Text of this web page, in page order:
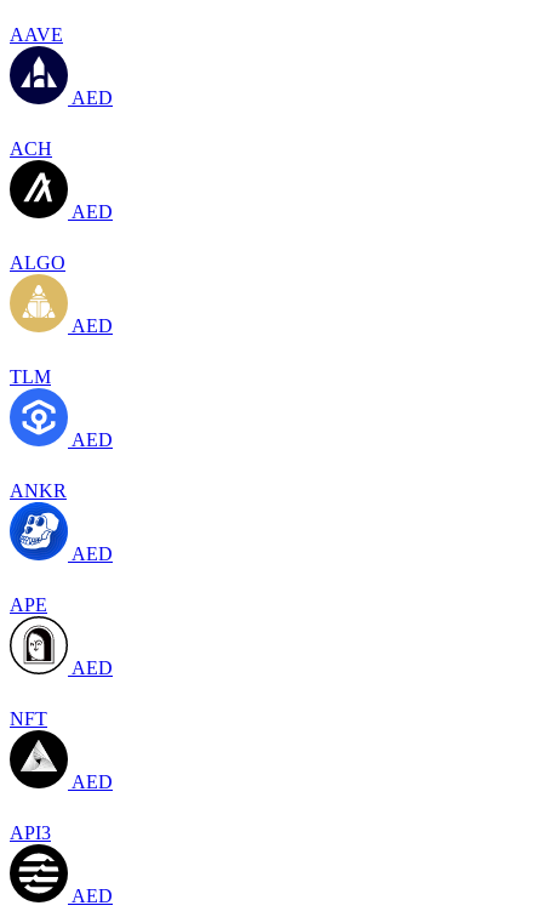
AAVE
AED
ACH
AED
ALGO
AED
TLM
AED
ANKR
AED
APE
AED
NFT
AED
API3
AED